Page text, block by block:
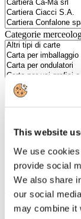
This website
We use
provide social
We also share
our social
may combine it
Categorie
Milano
Bastioni di Porta
Tel. +39 02-
Fax. +39 02-